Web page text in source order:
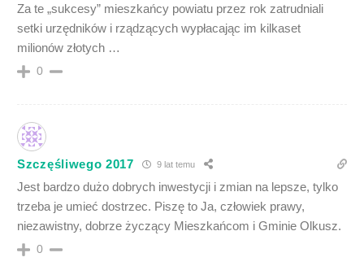
Za te „sukcesy” mieszkańcy powiatu przez rok zatrudniali
setki urzędników i rządzących wypłacając im kilkaset
milionów złotych …
0
Szczęśliwego 2017 9 lat temu
Jest bardzo dużo dobrych inwestycji i zmian na lepsze, tylko
trzeba je umieć dostrzec. Piszę to Ja, człowiek prawy,
niezawistny, dobrze życzący Mieszkańcom i Gminie Olkusz.
0